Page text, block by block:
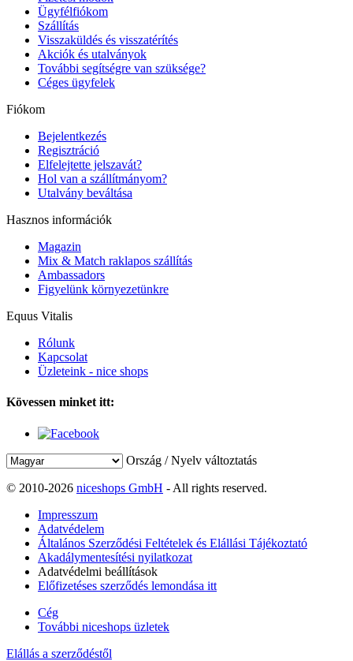
Ügyfélfiókom
Szállítás
Visszaküldés és visszatérítés
Akciók és utalványok
További segítségre van szüksége?
Céges ügyfelek
Fiókom
Bejelentkezés
Regisztráció
Elfelejtette jelszavát?
Hol van a szállítmányom?
Utalvány beváltása
Hasznos információk
Magazin
Mix & Match raklapos szállítás
Ambassadors
Figyelünk környezetünkre
Equus Vitalis
Rólunk
Kapcsolat
Üzleteink - nice shops
Kövessen minket itt:
Ország / Nyelv változtatás
© 2010-2026 niceshops GmbH - All rights reserved.
Impresszum
Adatvédelem
Általános Szerződési Feltételek és Elállási Tájékoztató
Akadálymentesítési nyilatkozat
Adatvédelmi beállítások
Előfizetéses szerződés lemondása itt
Cég
További niceshops üzletek
Elállás a szerződéstől